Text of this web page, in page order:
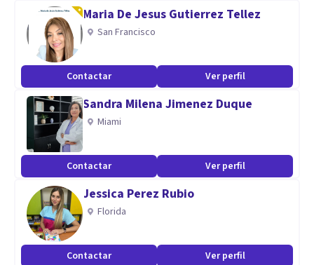
Maria De Jesus Gutierrez Tellez
San Francisco
Contactar Ver perfil
Sandra Milena Jimenez Duque
Miami
Contactar Ver perfil
Jessica Perez Rubio
Florida
Contactar Ver perfil